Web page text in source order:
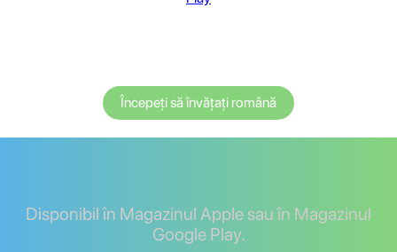
Începeți să învățați română
Disponibil în Magazinul Apple sau în Magazinul
Google Play.